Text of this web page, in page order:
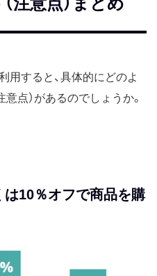
用すると、具体的にどのよ
点）があるのでしょうか。
は10％オフで商品を購